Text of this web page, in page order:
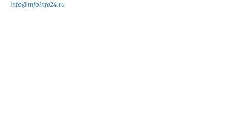
info@mfoinfo24.ru